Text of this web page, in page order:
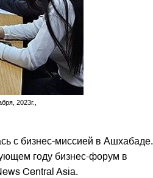
2023г.,
с бизнес-миссией в Ашхабаде.
году бизнес-форум в
Central Asia.